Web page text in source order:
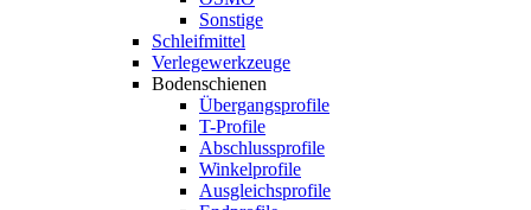
Sonstige
Schleifmittel
Verlegewerkzeuge
Bodenschienen
Übergangsprofile
T-Profile
Abschlussprofile
Winkelprofile
Ausgleichsprofile